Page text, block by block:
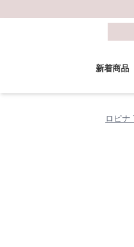
新着商品
ロピナ